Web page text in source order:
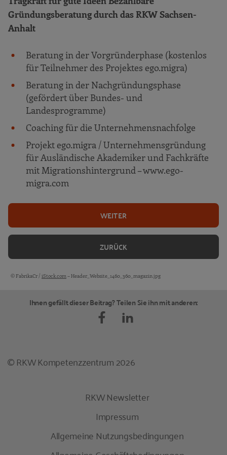
Gründungsberatung durch das RKW Sachsen-
Anhalt
Beratung in der Vorgründerphase (kostenlos
für Teilnehmer des Projektes ego.migra)
Beratung in der Nachgründungsphase
(gefördert über Bundes- und
Landesprogramme)
Coaching für die Unternehmensnachfolge
Projekt ego.migra / Unternehmensgründung
für Ausländische Akademiker und Fachkräfte
mit Migrationshintergrund – www.ego-
migra.com
ZURÜCK
WEITER
Bildquellen und Copyright-Hinweise
© FabrikaCr / iStock.com – Header_Website_1460_360_magazin.jpg
Ihnen gefällt dieser Beitrag? Teilen Sie ihn mit anderen:
© RKW Kompetenzzentrum 2026
RKW Newsletter
Impressum
Allgemeine Nutzungsbedingungen